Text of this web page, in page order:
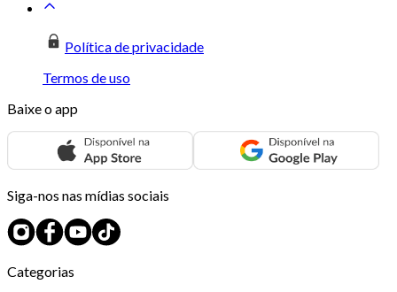
Política de privacidade
Termos de uso
Baixe o app
Siga-nos nas mídias sociais
Categorias